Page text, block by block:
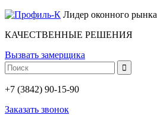
Лидер оконного рынка
КАЧЕСТВЕННЫЕ РЕШЕНИЯ
Вызвать замерщика
+7 (3842) 90-15-90
Заказать звонок